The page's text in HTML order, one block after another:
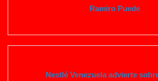
Ramiro Puede
Nestlé Venezuela advierte